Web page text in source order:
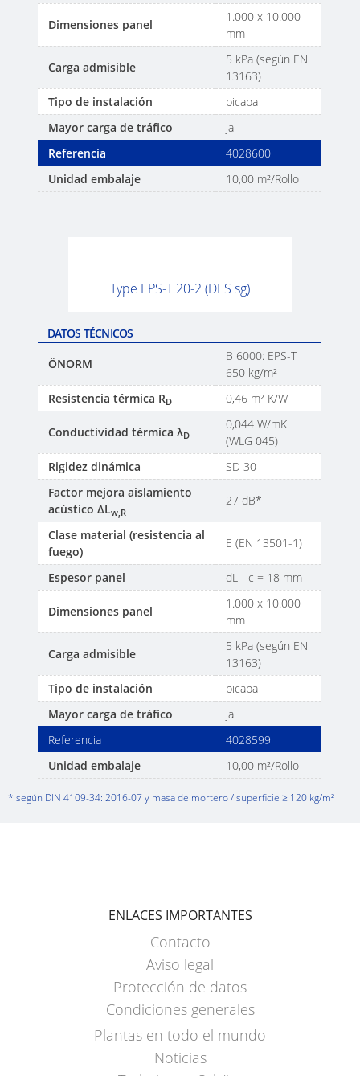
Dimensiones panel
1.000 x 10.000
mm
Carga admisible
5 kPa (según EN
13163)
Tipo de instalación
bicapa
Mayor carga de tráfico
ja
Referencia
4028600
Unidad embalaje
10,00 m²/Rollo
Type EPS-T 20-2 (DES sg)
DATOS TÉCNICOS
ÖNORM
B 6000: EPS-T
650 kg/m²
Resistencia térmica RD 0,46 m² K/W
Conductividad térmica λD
0,044 W/mK
(WLG 045)
Rigidez dinámica
SD 30
Factor mejora aislamiento
acústico ΔLw,R
27 dB*
Clase material (resistencia al
fuego)
E (EN 13501-1)
Espesor panel dL - c = 18 mm
Dimensiones panel
1.000 x 10.000
mm
Carga admisible
5 kPa (según EN
13163)
Tipo de instalación
bicapa
Mayor carga de tráfico
ja
Referencia
4028599
Unidad embalaje
10,00 m²/Rollo
* según DIN 4109-34: 2016-07 y masa de mortero / superficie ≥ 120 kg/m²
ENLACES IMPORTANTES
Contacto
Aviso legal
Protección de datos
Condiciones generales
Plantas en todo el mundo
Noticias